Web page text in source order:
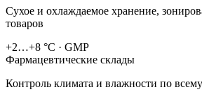
Сухое и охлаждаемое хранение,
товаров
+2…+8 °C · GMP
Фармацевтические склады
Контроль климата и влажности по